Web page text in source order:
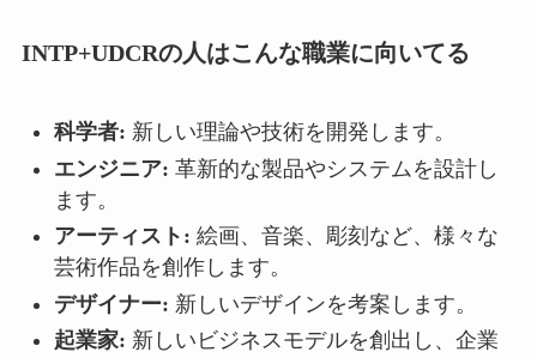
INTP+UDCRの人はこんな職業に向いてる
科学者: 新しい理論や技術を開発します。
エンジニア: 革新的な製品やシステムを設計し
ます。
アーティスト: 絵画、音楽、彫刻など、様々な
芸術作品を創作します。
デザイナー: 新しいデザインを考案します。
起業家: 新しいビジネスモデルを創出し、企業